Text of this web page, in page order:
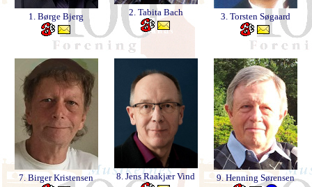
1. Børge Bjerg 2. Tabita Bach 3. Torsten Søgaard
7. Birger Kristensen 8. Jens Raakjær Vind 9. Henning Sørensen